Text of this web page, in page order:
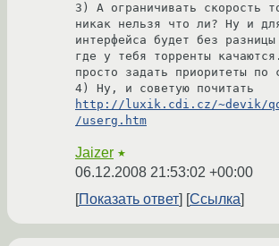
3) А ограничивать скорость
никак нельзя что ли? Ну и
интерфейса будет без
где у тебя торренты
просто задать приоритеты по
http://luxik.cdi.cz/~devik/
/userg.htm
Jaizer ★
06.12.2008 21:53:02 +00:00
Показать ответ
Ссылка